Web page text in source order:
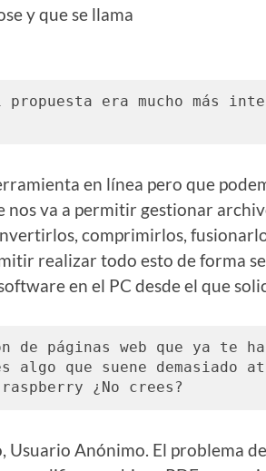
y que se llama
propuesta era mucho más
en línea pero que
va a permitir gestionar
comprimirlos,
realizar todo esto de forma
en el PC desde el que
de páginas web que ya te
algo que suene demasiado
¿No crees?
Usuario Anónimo. El problema